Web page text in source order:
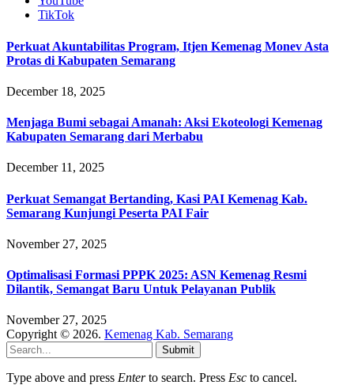
TikTok
Perkuat Akuntabilitas Program, Itjen Kemenag Monev Asta
Protas di Kabupaten Semarang
December 18, 2025
Menjaga Bumi sebagai Amanah: Aksi Ekoteologi Kemenag
Kabupaten Semarang dari Merbabu
December 11, 2025
Perkuat Semangat Bertanding, Kasi PAI Kemenag Kab.
Semarang Kunjungi Peserta PAI Fair
November 27, 2025
Optimalisasi Formasi PPPK 2025: ASN Kemenag Resmi
Dilantik, Semangat Baru Untuk Pelayanan Publik
November 27, 2025
Copyright © 2026. Kemenag Kab. Semarang
Submit
Type above and press Enterto search. Press Esc to cancel.